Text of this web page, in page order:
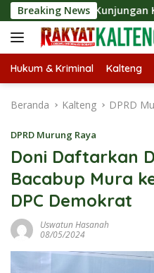
Langsung
ke
konten
Breaking News
Kunjungan Kaji Tiru Ke
Hukum & Kriminal Kalteng
Beranda Kalteng DPRD
DPRD Murung Raya
Doni Daftarkan
Bacabup Mura
DPC Demokrat
Uswatun Hasanah
08/05/2024